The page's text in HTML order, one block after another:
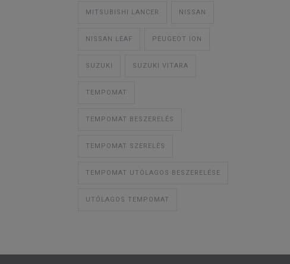
MITSUBISHI LANCER NISSAN
NISSAN LEAF PEUGEOT ION
SUZUKI SUZUKI VITARA
TEMPOMAT
TEMPOMAT BESZERELÉS
TEMPOMAT SZERELÉS
TEMPOMAT UTÓLAGOS BESZERELÉSE
UTÓLAGOS TEMPOMAT